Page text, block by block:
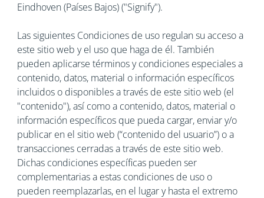
Eindhoven (Países Bajos) ("Signify").
Las siguientes Condiciones de uso regulan su acceso a
este sitio web y el uso que haga de él. También
pueden aplicarse términos y condiciones especiales a
contenido, datos, material o información específicos
incluidos o disponibles a través de este sitio web (el
"contenido"), así como a contenido, datos, material o
información específicos que pueda cargar, enviar y/o
publicar en el sitio web (“contenido del usuario”) o a
transacciones cerradas a través de este sitio web.
Dichas condiciones específicas pueden ser
complementarias a estas condiciones de uso o
pueden reemplazarlas, en el lugar y hasta el extremo